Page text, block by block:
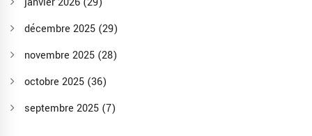
décembre 2025 (29)
novembre 2025 (28)
octobre 2025 (36)
septembre 2025 (7)